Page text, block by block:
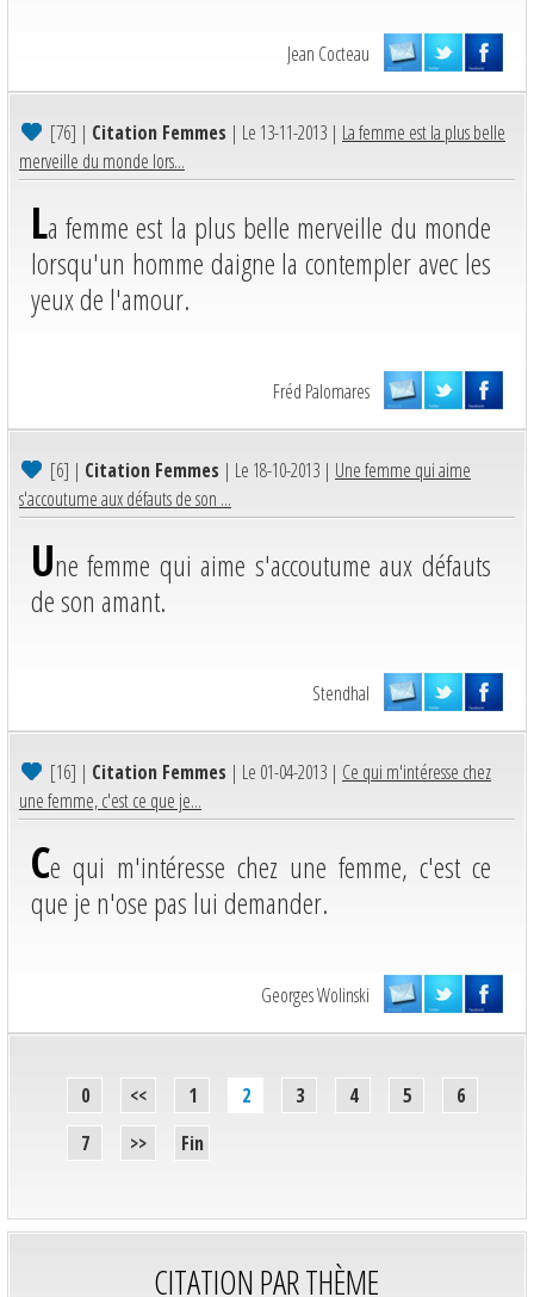
Jean Cocteau
[76] | Citation Femmes | Le 13-11-2013 | La femme est la plus belle
merveille du monde lors...
La femme est la plus belle merveille du monde
lorsqu'un homme daigne la contempler avec les
yeux de l'amour.
Fréd Palomares
[6] | Citation Femmes | Le 18-10-2013 | Une femme qui aime
s'accoutume aux défauts de son ...
Une femme qui aime s'accoutume aux défauts
de son amant.
Stendhal
[16] | Citation Femmes | Le 01-04-2013 | Ce qui m'intéresse chez
une femme, c'est ce que je...
Ce qui m'intéresse chez une femme, c'est ce
que je n'ose pas lui demander.
Georges Wolinski
0 << 1 2 3 4 5
6
7
>> Fin
CITATION PAR THÈME